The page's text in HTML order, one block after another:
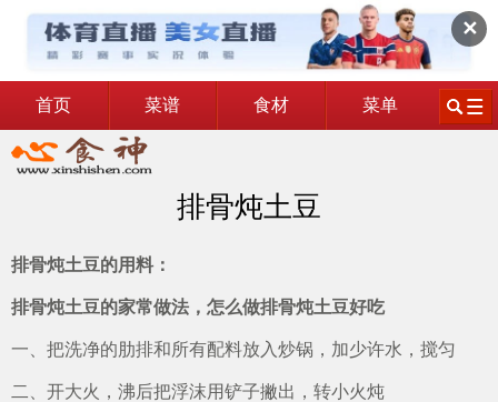
✕
首页 菜谱 食材 菜单
排骨炖土豆
排骨炖土豆的用料：
排骨炖土豆的家常做法，怎么做排骨炖土豆好吃
一、把洗净的肋排和所有配料放入炒锅，加少许水，搅匀
二、开大火，沸后把浮沫用铲子撇出，转小火炖